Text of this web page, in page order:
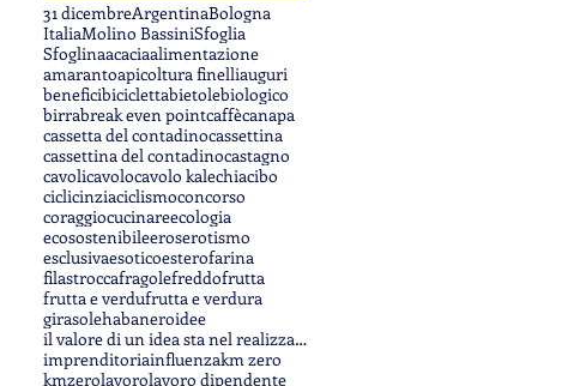
31 dicembreArgentinaBologna
ItaliaMolino BassiniSfoglia
Sfoglinaacaciaalimentazione
amarantoapicoltura finelliauguri
beneficibiciclettabietolebiologico
birrabreak even pointcaffècanapa
cassetta del contadinocassettina
cassettina del contadinocastagno
cavolicavolocavolo kalechiacibo
ciclicinziaciclismoconcorso
coraggiocucinareecologia
ecosostenibileeroserotismo
esclusivaesoticoesterofarina
filastroccafragolefreddofrutta
frutta e verdufrutta e verdura
girasolehabaneroidee
il valore di un idea sta nel realizzarla
imprenditoriainfluenzakm zero
kmzerolavorolavoro dipendente